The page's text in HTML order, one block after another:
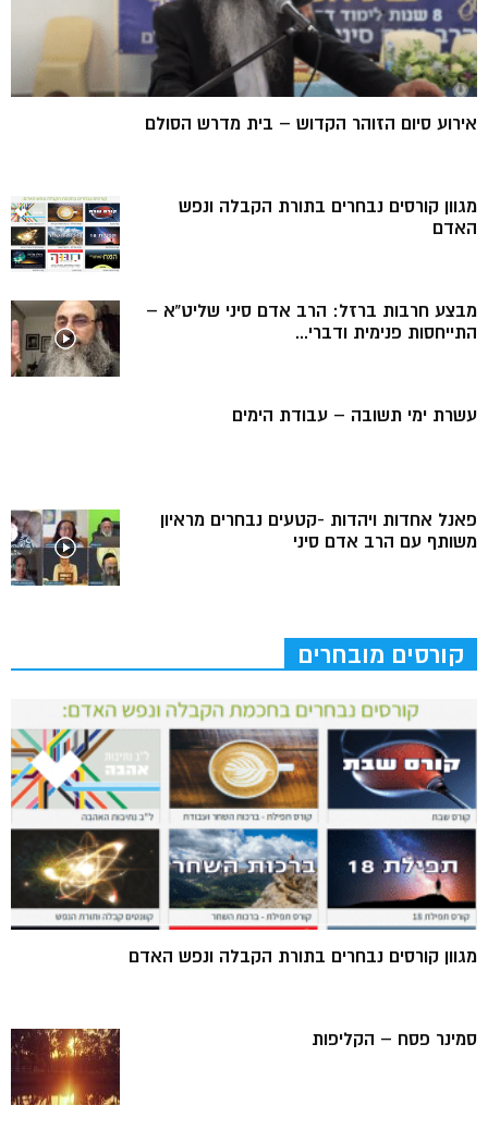
אירוע סיום הזוהר הקדוש – בית מדרש הסולם
מגוון קורסים נבחרים בתורת הקבלה ונפש
האדם
מבצע חרבות ברזל: הרב אדם סיני שליט”א –
התייחסות פנימית ודברי...
עשרת ימי תשובה – עבודת הימים
פאנל אחדות ויהדות -קטעים נבחרים מראיון
משותף עם הרב אדם סיני
קורסים מובחרים
מגוון קורסים נבחרים בתורת הקבלה ונפש האדם
סמינר פסח – הקליפות